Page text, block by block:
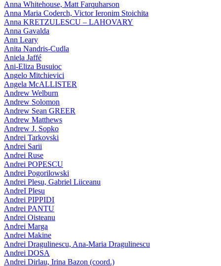
Anna Whitehouse, Matt Farquharson
Anna Maria Coderch, Victor Ieronim Stoichita
Anna KRETZULESCU – LAHOVARY
Anna Gavalda
Ann Leary
Anita Nandris-Cudla
Aniela Jaffé
Ani-Eliza Busuioc
Angelo Mitchievici
Angela McALLISTER
Andrew Welburn
Andrew Solomon
Andrew Sean GREER
Andrew Matthews
Andrew J. Sopko
Andrei Tarkovski
Andrei Sarii
Andrei Ruse
Andrei POPESCU
Andrei Pogorilowski
Andrei Plesu, Gabriel Liiceanu
AndreI Plesu
Andrei PIPPIDI
Andrei PANTU
Andrei Oisteanu
Andrei Marga
Andrei Makine
Andrei Dragulinescu, Ana-Maria Dragulinescu
Andrei DOSA
Andrei Dirlau, Irina Bazon (coord.)